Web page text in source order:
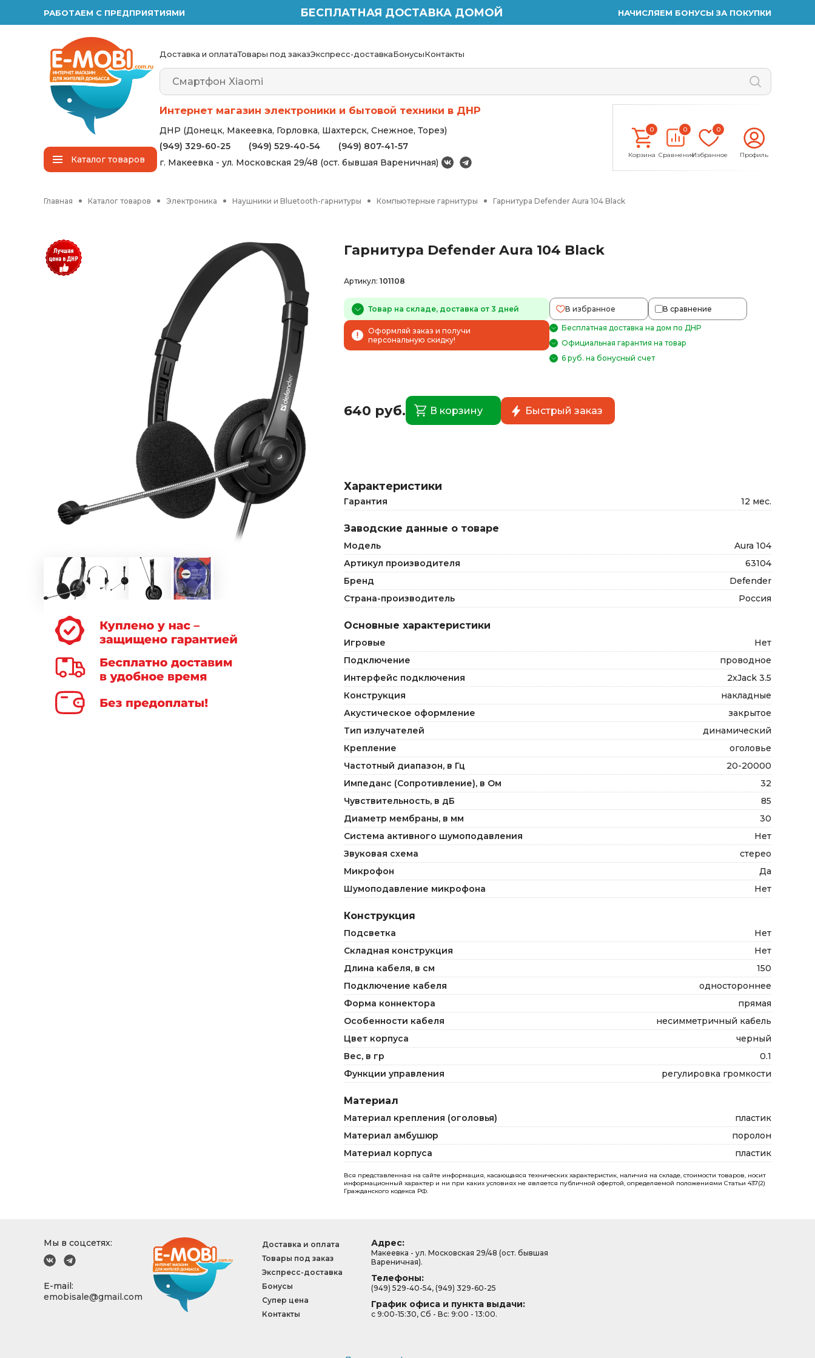
РАБОТАЕМ С ПРЕДПРИЯТИЯМИ БЕСПЛАТНАЯ ДОСТАВКА ДОМОЙ НАЧИСЛЯЕМ БОНУСЫ ЗА ПОКУПКИ
Каталогтоваров
Доставка и оплатаТовары под заказЭкспресс-доставкаБонусыКонтакты
Интернет магазин электроники и бытовой техники в ДНР
ДНР (Донецк, Макеевка, Горловка, Шахтерск, Снежное, Торез)
(949) 329-60-25
(949) 529-40-54
(949) 807-41-57
г. Макеевка - ул. Московская 29/48 (ост. бывшая Вареничная)
0
Корзина
0
Сравнение
0
Избранное Профиль
Главная Каталог товаров Электроника Наушники и Bluetooth-гарнитуры Компьютерные гарнитуры Гарнитура Defender Aura 104 Black
Гарнитура Defender Aura 104 Black
Артикул: 101108
Товар на складе, доставка от 3 дней В избранное В сравнение
Оформляй заказ и получи
персональную скидку!
Бесплатная доставка на дом по ДНР
Официальная гарантия на товар
6 руб. на бонусный счет
640 руб. В корзину Быстрый заказ
Характеристики
Гарантия 12 мес.
Заводские данные о товаре
Модель
Aura 104
Артикул производителя
63104
Бренд
Defender
Страна-производитель
Россия
Основные характеристики
Игровые
Нет
Подключение
проводное
Интерфейс подключения
2xJack 3.5
Конструкция
накладные
Акустическое оформление
закрытое
Тип излучателей
динамический
Крепление
оголовье
Частотный диапазон, в Гц
20-20000
Импеданс (Сопротивление), в Ом
32
Чувствительность, в дБ
85
Диаметр мембраны, в мм
30
Система активного шумоподавления
Нет
Звуковая схема
стерео
Микрофон
Да
Шумоподавление микрофона
Нет
Конструкция
Подсветка
Нет
Складная конструкция
Нет
Длина кабеля, в см
150
Подключение кабеля
одностороннее
Форма коннектора
прямая
Особенности кабеля
несимметричный кабель
Цвет корпуса
черный
Вес, в гр
0.1
Функции управления
регулировка громкости
Материал
Материал крепления (оголовья)
пластик
Материал амбушюр
поролон
Материал корпуса
пластик
Вся представленная на сайте информация, касающаяся технических характеристик, наличия на складе, стоимости товаров, носит
информационный характер и ни при каких условиях не является публичной офертой, определяемой положениями Статьи 437(2)
Гражданского кодекса РФ.
Мы в соцсетях:
E-mail:
emobisale@gmail.com
Доставка и оплата
Товары под заказ
Экспресс-доставка
Бонусы
Супер цена
Контакты
Адрес:
Макеевка - ул. Московская 29/48 (ост. бывшая
Вареничная).
Телефоны:
(949) 529-40-54, (949) 329-60-25
График офиса и пункта выдачи:
с 9:00-15:30, Сб - Вс: 9:00 - 13:00.